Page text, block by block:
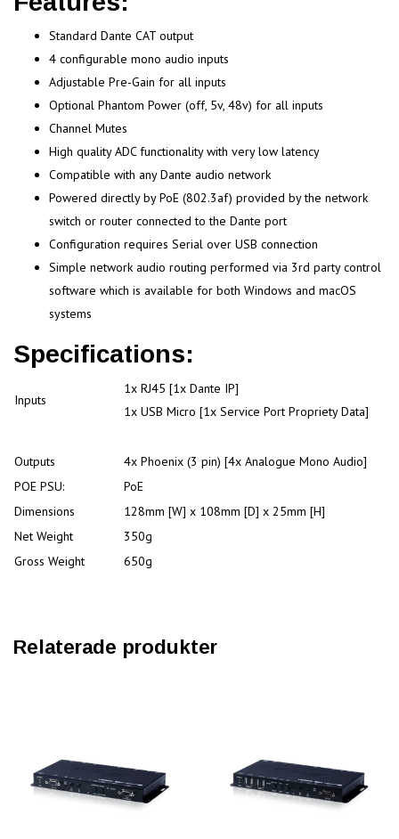
Standard Dante CAT output
4 configurable mono audio inputs
Adjustable Pre-Gain for all inputs
Optional Phantom Power (off, 5v, 48v) for all inputs
Channel Mutes
High quality ADC functionality with very low latency
Compatible with any Dante audio network
Powered directly by PoE (802.3af) provided by the network
switch or router connected to the Dante port
Configuration requires Serial over USB connection
Simple network audio routing performed via 3rd party control
software which is available for both Windows and macOS
systems
Specifications:
Inputs
1x RJ45 [1x Dante IP]
1x USB Micro [1x Service Port Propriety Data]
Outputs
4x Phoenix (3 pin) [4x Analogue Mono Audio]
POE PSU:
PoE
Dimensions
128mm [W] x 108mm [D] x 25mm [H]
Net Weight
350g
Gross Weight
650g
Relaterade produkter